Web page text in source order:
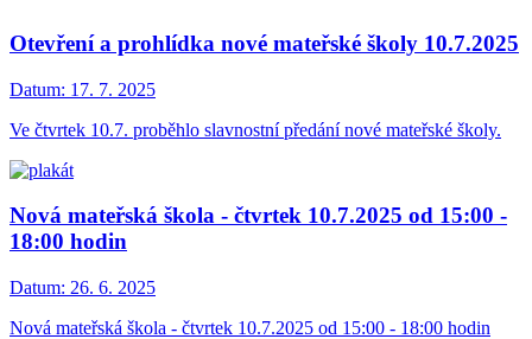
Otevření a prohlídka nové mateřské školy 10.7.2025
Datum: 17. 7. 2025
Ve čtvrtek 10.7. proběhlo slavnostní předání nové mateřské školy.
Nová mateřská škola - čtvrtek 10.7.2025 od 15:00 -
18:00 hodin
Datum: 26. 6. 2025
Nová mateřská škola - čtvrtek 10.7.2025 od 15:00 - 18:00 hodin